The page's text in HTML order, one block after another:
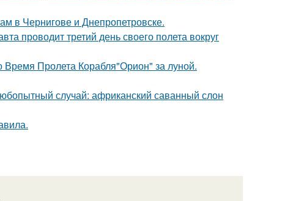
в Чернигове и Днепропетровске.
проводит третий день своего полета вокруг
Пролета Корабля"Орион" за луной.
случай: африканский саванный слон